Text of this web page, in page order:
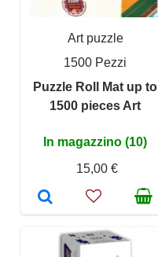
Art puzzle
1500 Pezzi
Puzzle Roll Mat up to
1500 pieces Art
In magazzino (10)
15,00 €